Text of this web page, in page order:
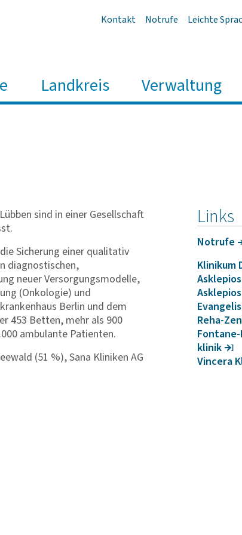
Kontakt Notrufe Leichte
Landkreis Verwaltung
sind in einer Gesellschaft
Sicherung einer qualitativ
diagnostischen,
neuer Versorgungsmodelle,
(Onkologie) und
Berlin und dem
453 Betten, mehr als 900
ambulante Patienten.
(51 %), Sana Kliniken AG
Links
Notrufe
Klinikum
Reha-
klinik
Vincera